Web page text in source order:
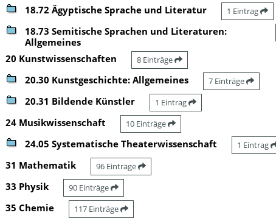
18.72 Ägyptische Sprache und Literatur 1 Eintrag
18.73 Semitische Sprachen und Literaturen:
Allgemeines
20 Kunstwissenschaften 8 Einträge
20.30 Kunstgeschichte: Allgemeines 7 Einträge
20.31 Bildende Künstler 1 Eintrag
24 Musikwissenschaft 10 Einträge
24.05 Systematische Theaterwissenschaft 1 Eintrag
31 Mathematik 96 Einträge
33 Physik 90 Einträge
35 Chemie 117 Einträge